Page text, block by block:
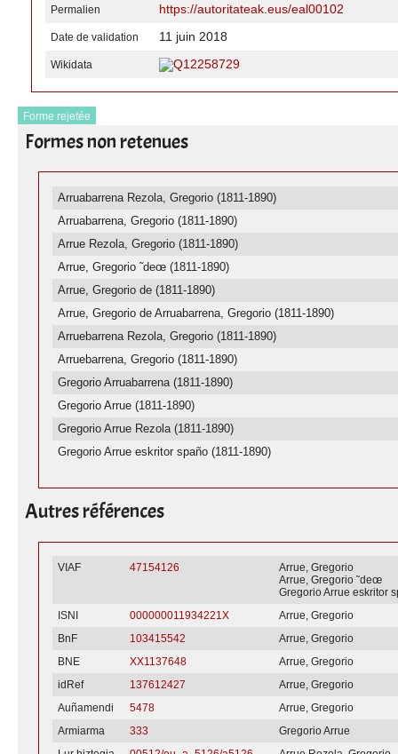
Permalien https://autoritateak.eus/eal00102
Date de validation 11 juin 2018
Wikidata Q12258729
Forme rejetée
Formes non retenues
Arruabarrena Rezola, Gregorio (1811-1890)
Arruabarrena, Gregorio (1811-1890)
Arrue Rezola, Gregorio (1811-1890)
Arrue, Gregorio ˜deœ (1811-1890)
Arrue, Gregorio de (1811-1890)
Arrue, Gregorio de Arruabarrena, Gregorio (1811-1890)
Arruebarrena Rezola, Gregorio (1811-1890)
Arruebarrena, Gregorio (1811-1890)
Gregorio Arruabarrena (1811-1890)
Gregorio Arrue (1811-1890)
Gregorio Arrue Rezola (1811-1890)
Gregorio Arrue eskritor spaño (1811-1890)
Autres références
VIAF 47154126
Arrue, Gregorio
Arrue, Gregorio ˜deœ
Gregorio Arrue eskritor
ISNI
000000011934221X
Arrue, Gregorio
BnF
103415542
Arrue, Gregorio
BNE
XX1137648
Arrue, Gregorio
idRef
137612427
Arrue, Gregorio
Auñamendi
5478
Arrue, Gregorio
Armiarma
333
Gregorio Arrue